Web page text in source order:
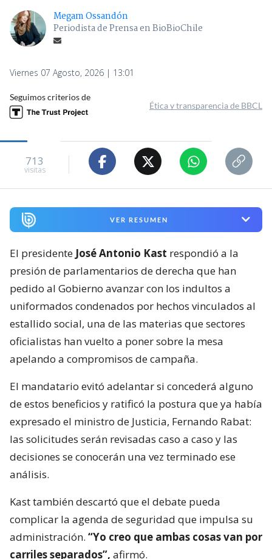
Megam Ossandón
Periodista de Prensa en BioBioChile
Viernes 07 Agosto, 2026 | 13:01
Seguimos criterios de
Ética y transparencia de BBCL
713
visitas
VER RESUMEN
El presidente José Antonio Kast respondió a la
presión de parlamentarios de derecha que han
pedido al Gobierno avanzar con los indultos a
uniformados condenados por hechos vinculados al
estallido social, una de las materias que sectores
oficialistas han vuelto a poner sobre la mesa
apelando a compromisos de campaña.
El mandatario evitó adelantar si concederá alguno
de estos beneficios y ratificó la postura que ya había
expresado el ministro de Justicia, Fernando Rabat:
las solicitudes serán revisadas caso a caso y las
decisiones se conocerán una vez terminado ese
análisis.
Kast también descartó que el debate pueda
complicar la agenda de seguridad que impulsa su
administración. “Yo creo que ambas cosas van por
carriles separados”, afirmó.